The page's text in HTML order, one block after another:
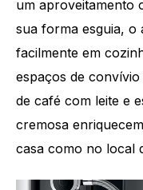
um aproveitamento
sua forma esguia, o
facilmente em
espaços de
de café com leite e
cremosa
casa como no local